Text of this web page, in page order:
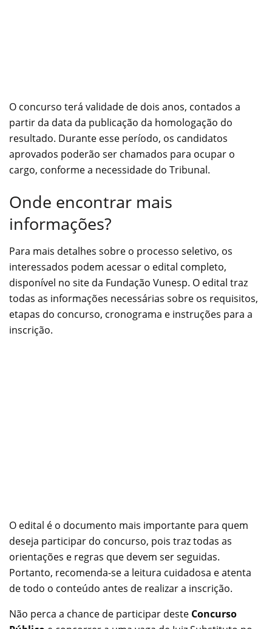
O concurso terá validade de dois anos, contados a
partir da data da publicação da homologação do
resultado. Durante esse período, os candidatos
aprovados poderão ser chamados para ocupar o
cargo, conforme a necessidade do Tribunal.
Onde encontrar mais
informações?
Para mais detalhes sobre o processo seletivo, os
interessados podem acessar o edital completo,
disponível no site da Fundação Vunesp. O edital traz
todas as informações necessárias sobre os requisitos,
etapas do concurso, cronograma e instruções para a
inscrição.
O edital é o documento mais importante para quem
deseja participar do concurso, pois traz todas as
orientações e regras que devem ser seguidas.
Portanto, recomenda-se a leitura cuidadosa e atenta
de todo o conteúdo antes de realizar a inscrição.
Não perca a chance de participar deste Concurso